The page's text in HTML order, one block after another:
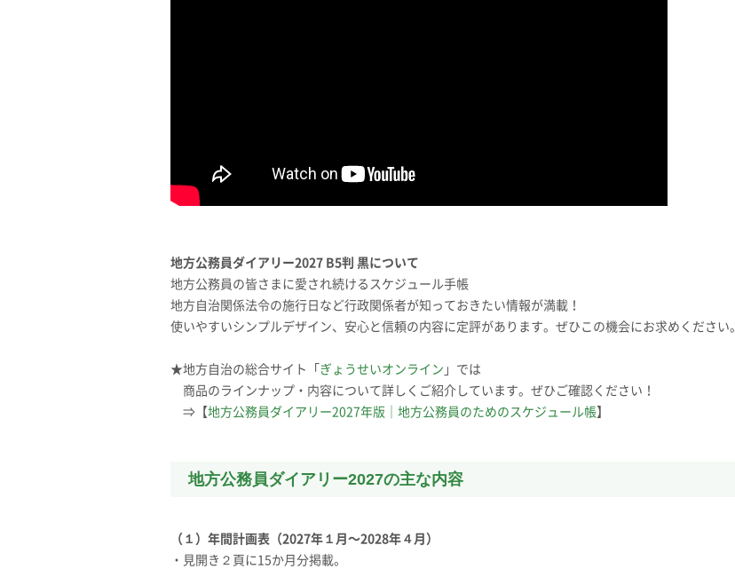
地方公務員ダイアリー2027 B5判 黒について
地方公務員の皆さまに愛され続けるスケジュール手帳
地方自治関係法令の施行日など行政関係者が知っておきたい情報が満載！
使いやすいシンプルデザイン、安心と信頼の内容に定評があります。ぜひこの機会にお求めください。
★地方自治の総合サイト「ぎょうせいオンライン 」では
商品のラインナップ・内容について詳しくご紹介しています。ぜひご確認ください！
⇒【地方公務員ダイアリー2027年版｜地方公務員のためのスケジュール帳】
地方公務員ダイアリー2027の主な内容
（１）年間計画表（2027年１月〜2028年４月）
・見開き２頁に15か月分掲載。